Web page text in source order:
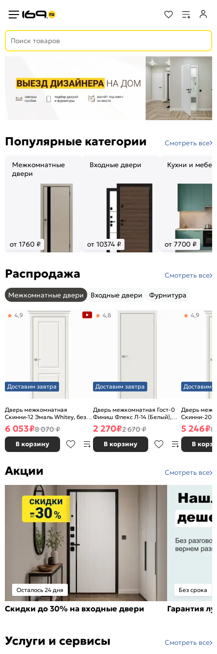
Популярные категории Смотреть все
Межкомнатные
двери
от 1760 ₽
Входные двери
от 10374 ₽
Кухни и
от 7700 ₽
Распродажа Смотреть все
Межкомнатные двери Входные двери Фурнитура
Доставим завтра
Дверь межкомнатная
Скинни-12 Эмаль Whitey, без
декора, глухая, без стекла,
без кромки, скиновая
4,9
6 053₽8 070 ₽
В корзину
Доставим завтра
Дверь межкомнатная Гост-0
Финиш Флекс Л-14 (Белый),
глухая, каркасно-щитовая
4,8
2 270₽2 670 ₽
В корзину
Доставим
Дверь
Скинни-20
декора,
без кромки,
4,9
5 246₽8
В
Акции Смотреть все
Осталось 24 дня
Скидки до 30% на входные двери
Без срока
Гарантия
Услуги и сервисы Смотреть все